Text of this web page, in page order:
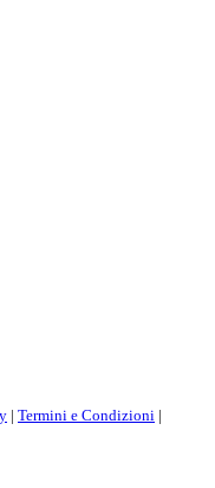
| Termini e Condizioni |